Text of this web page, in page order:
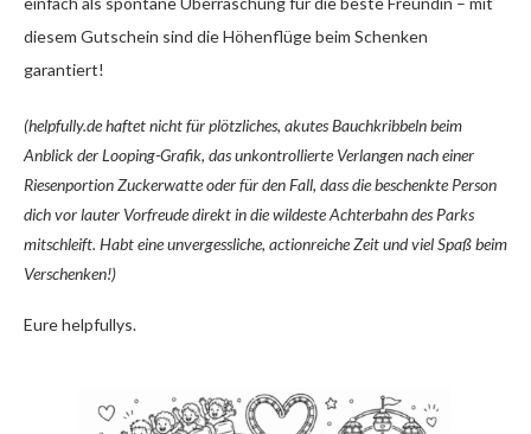
diesem Gutschein sind die Höhenflüge beim Schenken
garantiert!
(helpfully.de haftet nicht für plötzliches, akutes Bauchkribbeln beim
Anblick der Looping-Grafik, das unkontrollierte Verlangen nach einer
Riesenportion Zuckerwatte oder für den Fall, dass die beschenkte Person
dich vor lauter Vorfreude direkt in die wildeste Achterbahn des Parks
mitschleift. Habt eine unvergessliche, actionreiche Zeit und viel Spaß beim
Verschenken!)
Eure helpfullys.